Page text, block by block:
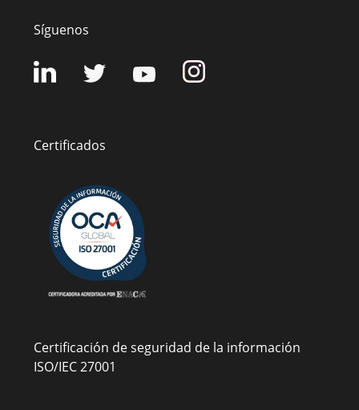
Síguenos
Certificados
Certificación de seguridad de la información
ISO/IEC 27001